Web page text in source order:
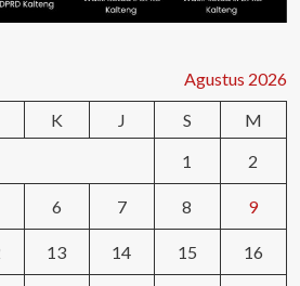
Agustus 2026
K J S
M
1
2
6 7 8 9
13 14 15 16